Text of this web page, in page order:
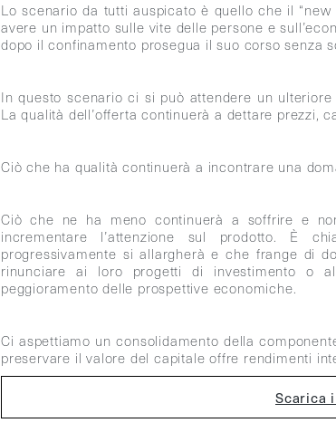
Lo scenario da tutti auspicato è quello che il
avere un impatto sulle vite delle persone e
dopo il confinamento prosegua il suo corso senza
In questo scenario ci si può attendere un
La qualità dell’offerta continuerà a dettare prezzi,
Ciò che ha qualità continuerà a incontrare una
Ciò che ne ha meno continuerà a soffrire e
incrementare l’attenzione sul prodotto. È
progressivamente si allargherà e che frange di
rinunciare ai loro progetti di investimento o
peggioramento delle prospettive economiche.
Ci aspettiamo un consolidamento della
preservare il valore del capitale offre rendimenti
Scarica